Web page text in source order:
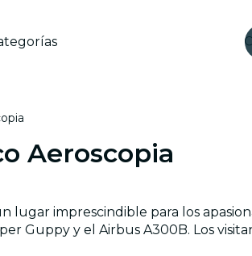
Aeroscopia
lugar imprescindible para los
Guppy y el Airbus A300B. Los